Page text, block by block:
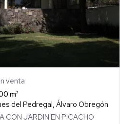
venta
m²
del Pedregal, Álvaro Obregón
CON JARDIN EN PICACHO